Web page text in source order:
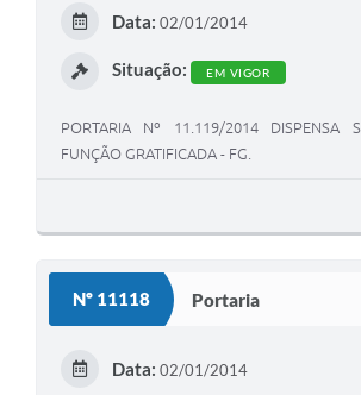
Data: 02/01/2014
Situação: EM VIGOR
PORTARIA Nº 11.119/2014 DISPENSA
FUNÇÃO GRATIFICADA - FG.
Nº 11118 Portaria
Data: 02/01/2014